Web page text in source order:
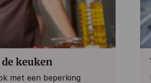
keuken
met een beperking